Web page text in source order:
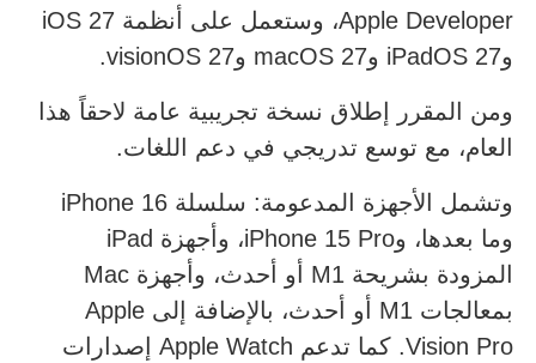
Apple Developer، وستعمل على أنظمة iOS 27
وiPadOS 27 وmacOS 27 وvisionOS 27.
ومن المقرر إطلاق نسخة تجريبية عامة لاحقاً هذا
العام، مع توسع تدريجي في دعم اللغات.
وتشمل الأجهزة المدعومة: سلسلة iPhone 16
وما بعدها، وiPhone 15 Pro، وأجهزة iPad
المزودة بشريحة M1 أو أحدث، وأجهزة Mac
بمعالجات M1 أو أحدث، بالإضافة إلى Apple
Vision Pro. كما تدعم Apple Watch إصدارات